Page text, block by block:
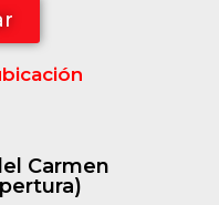
Carmen